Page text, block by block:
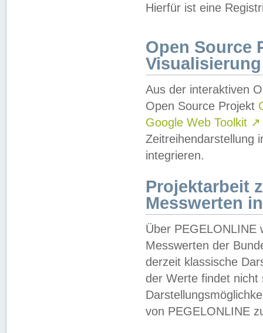
Hierfür ist eine
Open Source
Visualisierung
Aus der interaktiven
Open Source Projekt
Google Web Toolkit ↗
Zeitreihendarstellung
integrieren.
Projektarbeit
Messwerten
Über PEGELONLINE
Messwerten der
derzeit klassische
der Werte findet
von PEGELONLINE